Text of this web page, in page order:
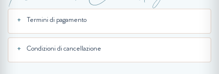
Termini di pagamento
Condizioni di cancellazione